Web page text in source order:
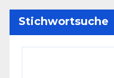
Stichwortsuche